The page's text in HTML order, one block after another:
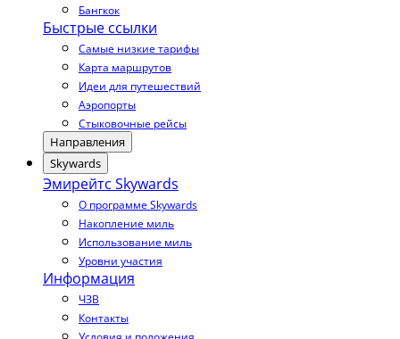
Бангкок
Быстрые ссылки
Самые низкие тарифы
Карта маршрутов
Идеи для путешествий
Аэропорты
Стыковочные рейсы
Направления
Skywards
Эмирейтс Skywards
О программе Skywards
Накопление миль
Использование миль
Уровни участия
Информация
ЧЗВ
Контакты